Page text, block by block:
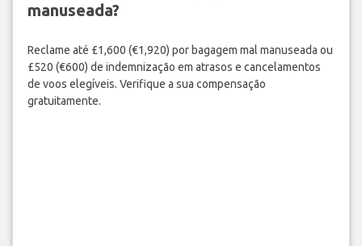
manuseada?
Reclame até £1,600 (€1,920) por bagagem mal manuseada ou
£520 (€600) de indemnização em atrasos e cancelamentos
de voos elegíveis. Verifique a sua compensação
gratuitamente.